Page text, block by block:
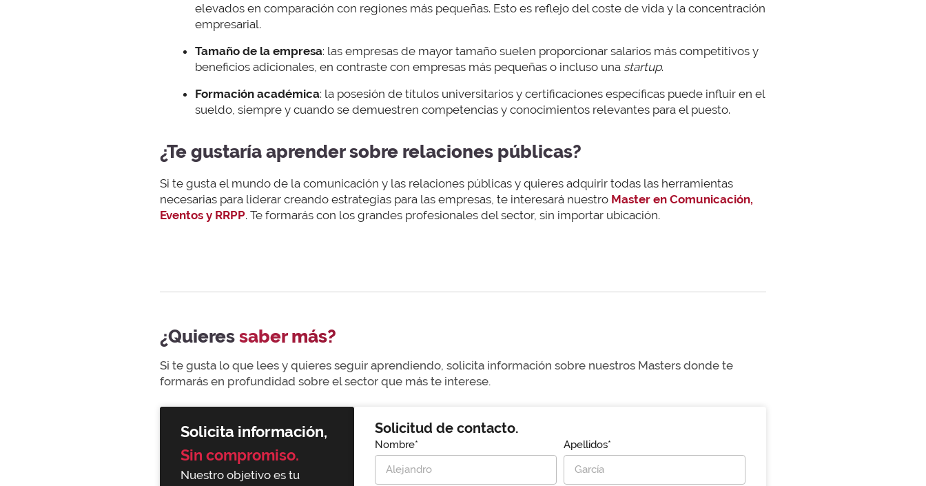
elevados en comparación con regiones más pequeñas. Esto es reflejo del coste de vida y la concentración
empresarial.
Tamaño de la empresa: las empresas de mayor tamaño suelen proporcionar salarios más competitivos y
beneficios adicionales, en contraste con empresas más pequeñas o incluso una startup.
Formación académica: la posesión de títulos universitarios y certificaciones específicas puede influir en el
sueldo, siempre y cuando se demuestren competencias y conocimientos relevantes para el puesto.
¿Te gustaría aprender sobre relaciones públicas?
Si te gusta el mundo de la comunicación y las relaciones públicas y quieres adquirir todas las herramientas
necesarias para liderar creando estrategias para las empresas, te interesará nuestro Master en Comunicación,
Eventos y RRPP. Te formarás con los grandes profesionales del sector, sin importar ubicación.
¿Quieressaber más?
Si te gusta lo que lees y quieres seguir aprendiendo, solicita información sobre nuestros Masters donde te
formarás en profundidad sobre el sector que más te interese.
Solicita información,
Sin compromiso.
Nuestro objetivo es tu
Solicitud de contacto.
Nombre* Apellidos*